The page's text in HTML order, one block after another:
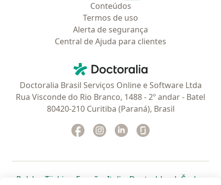
Conteúdos
Termos de uso
Alerta de segurança
Central de Ajuda para clientes
Doctoralia - Homepage
Doctoralia Brasil Serviços Online e Software Ltda
Rua Visconde do Rio Branco, 1488 - 2º andar - Batel
80420-210 Curitiba (Paraná), Brasil
Facebook
abre num novo separador
Instagram
abre num novo separador
Linkedin
abre num novo
Polska abre num novo separador
Türkiye abre num novo separador
España abre num novo separador
Italia abre num novo
Deutschlandabre num
Česko